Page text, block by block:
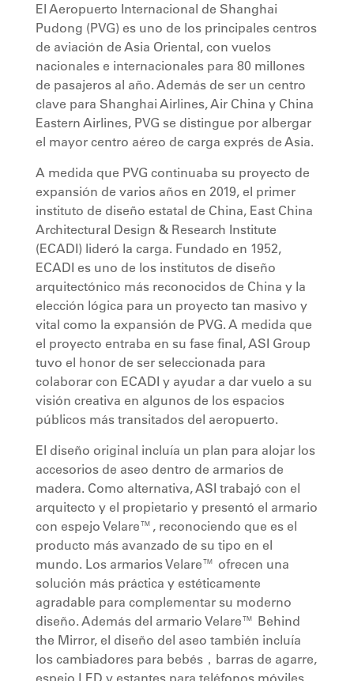
El Aeropuerto Internacional de Shanghai
Pudong (PVG) es uno de los principales centros
de aviación de Asia Oriental, con vuelos
nacionales e internacionales para 80 millones
de pasajeros al año. Además de ser un centro
clave para Shanghai Airlines, Air China y China
Eastern Airlines, PVG se distingue por albergar
el mayor centro aéreo de carga exprés de Asia.
A medida que PVG continuaba su proyecto de
expansión de varios años en 2019, el primer
instituto de diseño estatal de China, East China
Architectural Design & Research Institute
(ECADI) lideró la carga. Fundado en 1952,
ECADI es uno de los institutos de diseño
arquitectónico más reconocidos de China y la
elección lógica para un proyecto tan masivo y
vital como la expansión de PVG. A medida que
el proyecto entraba en su fase final, ASI Group
tuvo el honor de ser seleccionada para
colaborar con ECADI y ayudar a dar vuelo a su
visión creativa en algunos de los espacios
públicos más transitados del aeropuerto.
El diseño original incluía un plan para alojar los
accesorios de aseo dentro de armarios de
madera. Como alternativa, ASI trabajó con el
arquitecto y el propietario y presentó el armario
con espejo Velare™, reconociendo que es el
producto más avanzado de su tipo en el
mundo. Los armarios Velare™ ofrecen una
solución más práctica y estéticamente
agradable para complementar su moderno
diseño. Además del armario Velare™ Behind
the Mirror, el diseño del aseo también incluía
los cambiadores para bebés，barras de agarre,